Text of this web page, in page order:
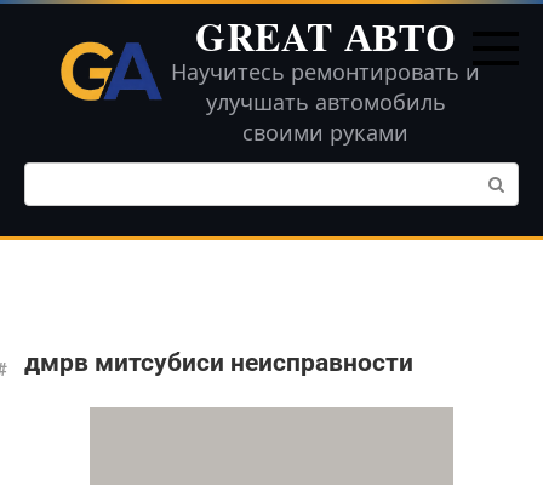
Перейти
контенту
GREAT АВТО
Научитесь ремонтировать и
улучшать автомобиль
своими руками
Поиск:
дмрв митсубиси неисправности